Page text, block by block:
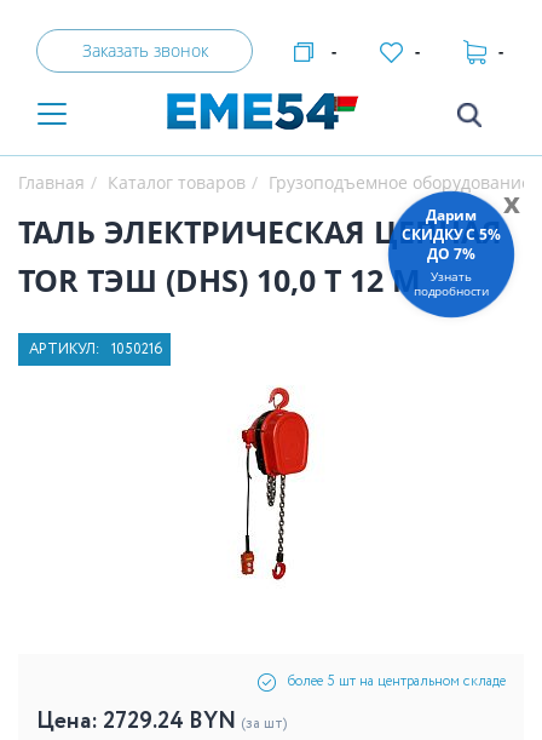
Заказать звонок - - -
Главная Каталог товаров Грузоподъемное оборудование
ТАЛЬ ЭЛЕКТРИЧЕСКАЯ ЦЕПНАЯ
TOR ТЭШ (DHS) 10,0 Т 12 М
АРТИКУЛ: 1050216
более 5 шт на центральном складе
Цена: 2729.24 BYN (за шт)
x
Дарим
СКИДКУ C 5%
ДО 7%
Узнать
подробности